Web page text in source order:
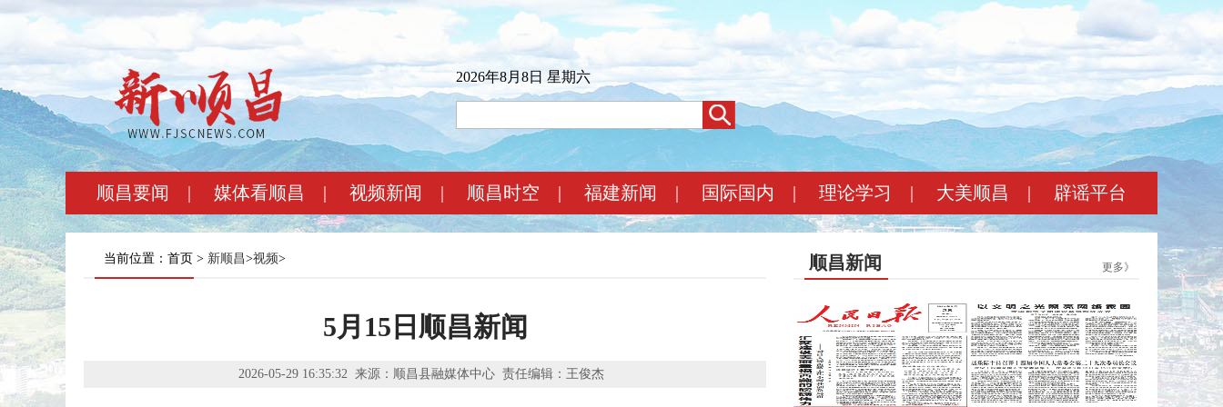
2026年8月8日 星期六
顺昌要闻 | 媒体看顺昌 | 视频新闻 | 顺昌时空 | 福建新闻 | 国际国内 | 理论学习 | 大美顺昌 | 辟谣平台
当前位置：首页 > 新顺昌>视频>
5月15日顺昌新闻
2026-05-29 16:35:32 来源：顺昌县融媒体中心 责任编辑：王俊杰
更多》
顺昌新闻